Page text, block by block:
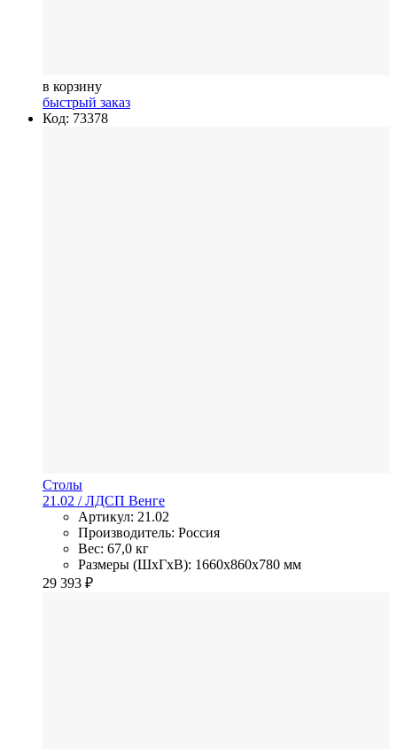
в корзину
быстрый заказ
Код: 73378
Столы
21.02 / ЛДСП Венге
Артикул: 21.02
Производитель: Россия
Вес: 67,0 кг
Размеры (ШхГхВ): 1660x860x780 мм
29 393 ₽